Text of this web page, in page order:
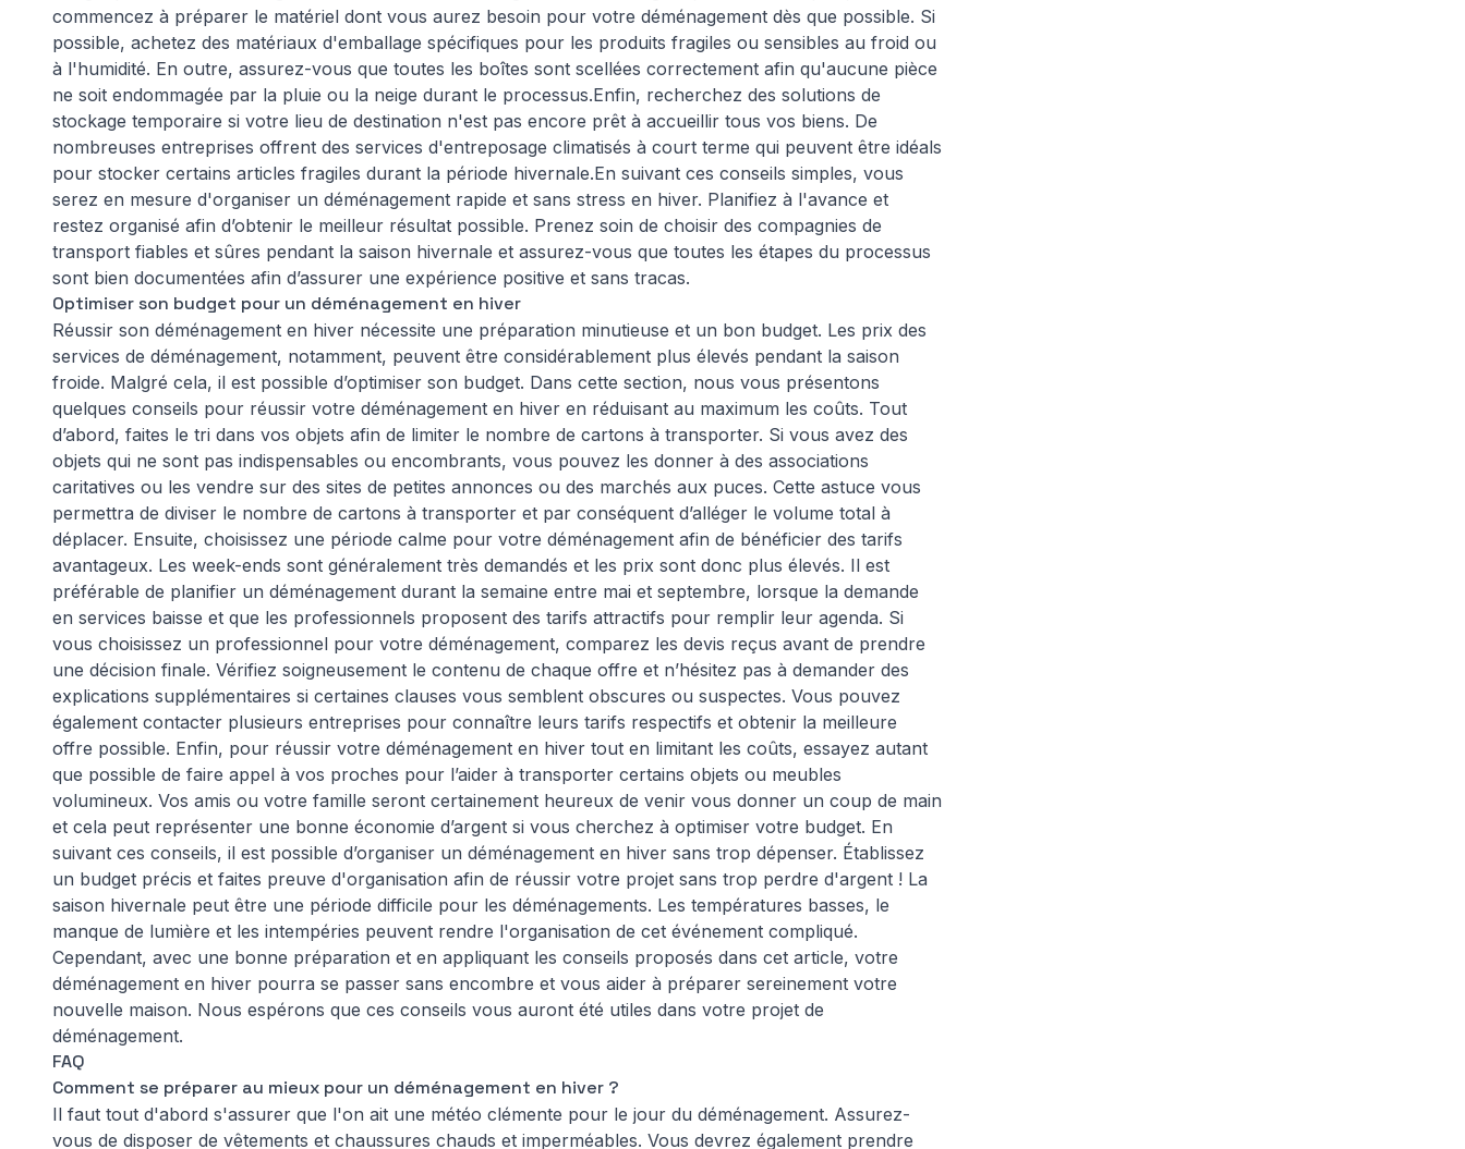
commencez à préparer le matériel dont vous aurez besoin pour votre déménagement dès que possible. Si
possible, achetez des matériaux d'emballage spécifiques pour les produits fragiles ou sensibles au froid ou
à l'humidité. En outre, assurez-vous que toutes les boîtes sont scellées correctement afin qu'aucune pièce
ne soit endommagée par la pluie ou la neige durant le processus.Enfin, recherchez des solutions de
stockage temporaire si votre lieu de destination n'est pas encore prêt à accueillir tous vos biens. De
nombreuses entreprises offrent des services d'entreposage climatisés à court terme qui peuvent être idéals
pour stocker certains articles fragiles durant la période hivernale.En suivant ces conseils simples, vous
serez en mesure d'organiser un déménagement rapide et sans stress en hiver. Planifiez à l'avance et
restez organisé afin d’obtenir le meilleur résultat possible. Prenez soin de choisir des compagnies de
transport fiables et sûres pendant la saison hivernale et assurez-vous que toutes les étapes du processus
sont bien documentées afin d’assurer une expérience positive et sans tracas.
Optimiser son budget pour un déménagement en hiver
Réussir son déménagement en hiver nécessite une préparation minutieuse et un bon budget. Les prix des
services de déménagement, notamment, peuvent être considérablement plus élevés pendant la saison
froide. Malgré cela, il est possible d’optimiser son budget. Dans cette section, nous vous présentons
quelques conseils pour réussir votre déménagement en hiver en réduisant au maximum les coûts. Tout
d’abord, faites le tri dans vos objets afin de limiter le nombre de cartons à transporter. Si vous avez des
objets qui ne sont pas indispensables ou encombrants, vous pouvez les donner à des associations
caritatives ou les vendre sur des sites de petites annonces ou des marchés aux puces. Cette astuce vous
permettra de diviser le nombre de cartons à transporter et par conséquent d’alléger le volume total à
déplacer. Ensuite, choisissez une période calme pour votre déménagement afin de bénéficier des tarifs
avantageux. Les week-ends sont généralement très demandés et les prix sont donc plus élevés. Il est
préférable de planifier un déménagement durant la semaine entre mai et septembre, lorsque la demande
en services baisse et que les professionnels proposent des tarifs attractifs pour remplir leur agenda. Si
vous choisissez un professionnel pour votre déménagement, comparez les devis reçus avant de prendre
une décision finale. Vérifiez soigneusement le contenu de chaque offre et n’hésitez pas à demander des
explications supplémentaires si certaines clauses vous semblent obscures ou suspectes. Vous pouvez
également contacter plusieurs entreprises pour connaître leurs tarifs respectifs et obtenir la meilleure
offre possible. Enfin, pour réussir votre déménagement en hiver tout en limitant les coûts, essayez autant
que possible de faire appel à vos proches pour l’aider à transporter certains objets ou meubles
volumineux. Vos amis ou votre famille seront certainement heureux de venir vous donner un coup de main
et cela peut représenter une bonne économie d’argent si vous cherchez à optimiser votre budget. En
suivant ces conseils, il est possible d’organiser un déménagement en hiver sans trop dépenser. Établissez
un budget précis et faites preuve d'organisation afin de réussir votre projet sans trop perdre d'argent ! La
saison hivernale peut être une période difficile pour les déménagements. Les températures basses, le
manque de lumière et les intempéries peuvent rendre l'organisation de cet événement compliqué.
Cependant, avec une bonne préparation et en appliquant les conseils proposés dans cet article, votre
déménagement en hiver pourra se passer sans encombre et vous aider à préparer sereinement votre
nouvelle maison. Nous espérons que ces conseils vous auront été utiles dans votre projet de
déménagement.
FAQ
Comment se préparer au mieux pour un déménagement en hiver ?
Il faut tout d'abord s'assurer que l'on ait une météo clémente pour le jour du déménagement. Assurez-
vous de disposer de vêtements et chaussures chauds et imperméables. Vous devrez également prendre